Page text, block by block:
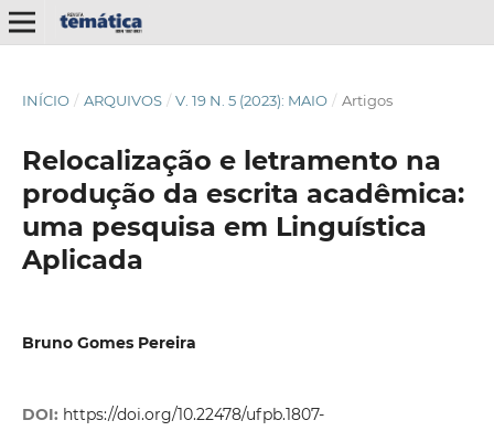
INÍCIO / ARQUIVOS / V. 19 N. 5 (2023): MAIO / Artigos
Relocalização e letramento na
produção da escrita acadêmica:
uma pesquisa em Linguística
Aplicada
Bruno Gomes Pereira
DOI: https://doi.org/10.22478/ufpb.1807-